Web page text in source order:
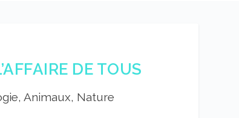
DE TOUS
Animaux, Nature